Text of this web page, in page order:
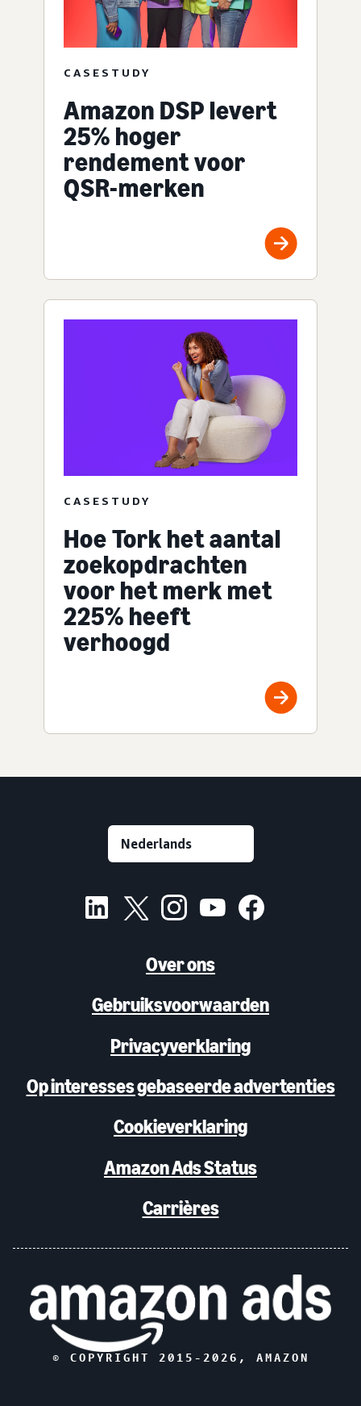
CASESTUDY
Amazon DSP levert
25% hoger
rendement voor
QSR-merken
CASESTUDY
Hoe Tork het aantal
zoekopdrachten
voor het merk met
225% heeft
verhoogd
Over ons
Gebruiksvoorwaarden
Privacyverklaring
Op interesses gebaseerde advertenties
Cookieverklaring
Amazon Ads Status
Carrières
© COPYRIGHT 2015- 2026 , AMAZON